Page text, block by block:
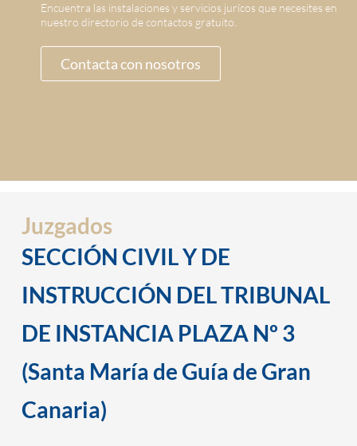
Encuentra las instalaciones y servicios jurícos que necesites en
nuestro directorio de contactos gratuito.
Contacta con nosotros
Juzgados
SECCIÓN CIVIL Y DE
INSTRUCCIÓN DEL TRIBUNAL
DE INSTANCIA PLAZA Nº 3
(Santa María de Guía de Gran
Canaria)